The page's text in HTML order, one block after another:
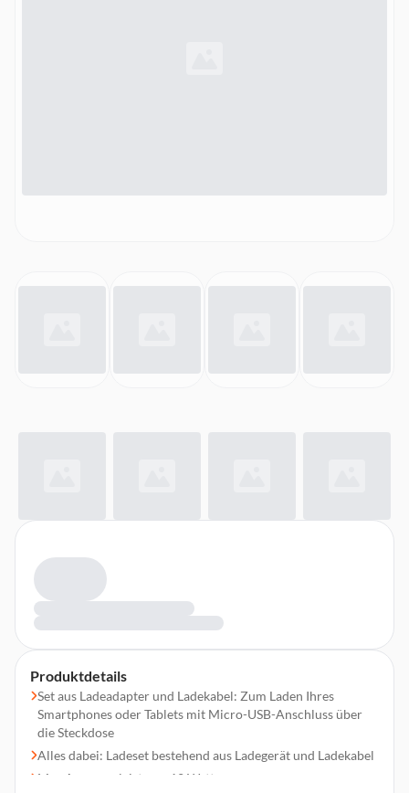
Produktdetails
Set aus Ladeadapter und Ladekabel: Zum Laden Ihres
Smartphones oder Tablets mit Micro-USB-Anschluss über
die Steckdose
Alles dabei: Ladeset bestehend aus Ladegerät und Ladekabel
Max Ausgangsleistung: 12 Watt